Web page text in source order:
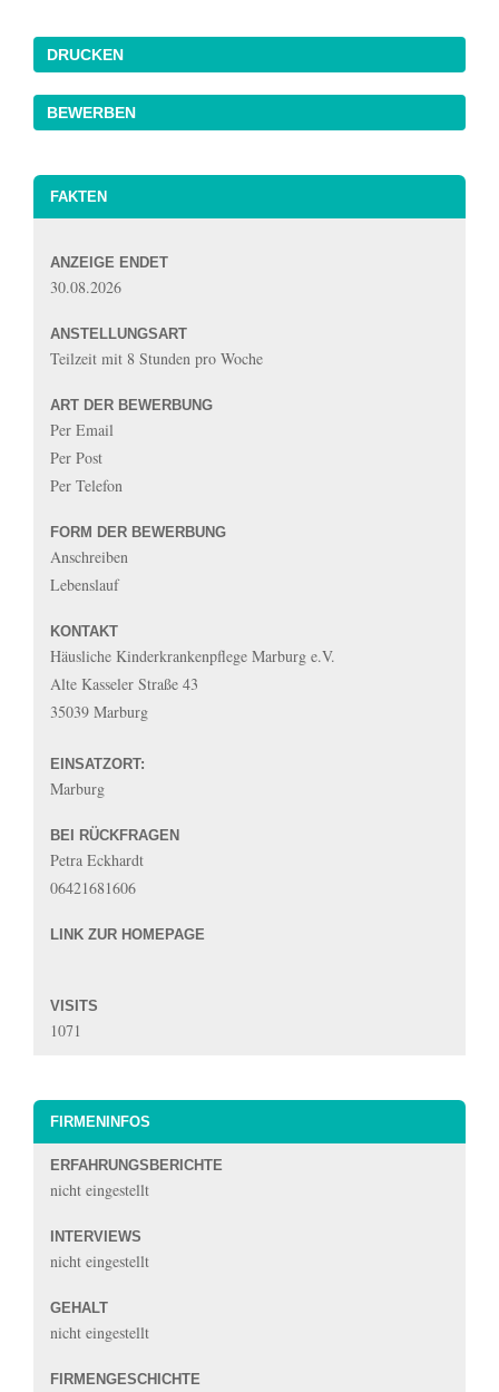
DRUCKEN
FAKTEN
ANZEIGE ENDET
30.08.2026
ANSTELLUNGSART
Teilzeit mit 8 Stunden pro Woche
ART DER BEWERBUNG
Per Email
Per Post
Per Telefon
FORM DER BEWERBUNG
Anschreiben
Lebenslauf
KONTAKT
Häusliche Kinderkrankenpflege Marburg e.V.
Alte Kasseler Straße 43
35039 Marburg
EINSATZORT:
Marburg
BEI RÜCKFRAGEN
Petra Eckhardt
06421681606
LINK ZUR HOMEPAGE
VISITS
1071
FIRMENINFOS
ERFAHRUNGSBERICHTE
nicht eingestellt
INTERVIEWS
nicht eingestellt
GEHALT
nicht eingestellt
FIRMENGESCHICHTE